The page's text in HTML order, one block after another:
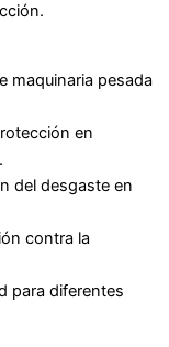
maquinaria pesada
en
del desgaste en
contra la
para diferentes